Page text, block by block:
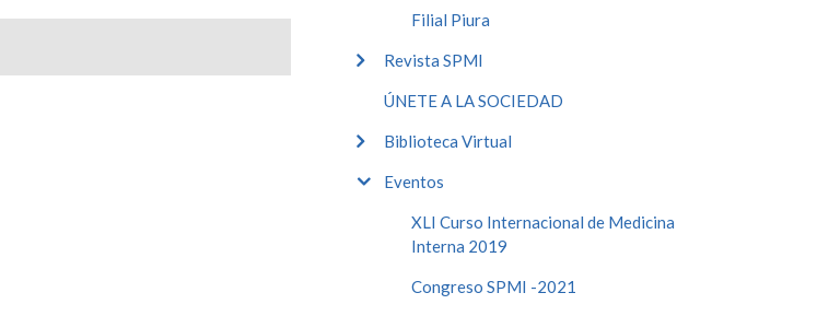
Filial Piura
Revista SPMI
ÚNETE A LA SOCIEDAD
Biblioteca Virtual
Eventos
XLI Curso Internacional de Medicina
Interna 2019
Congreso SPMI -2021